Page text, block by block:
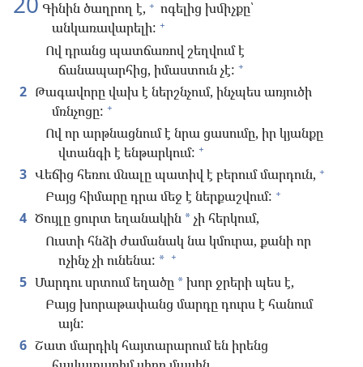
Գինին ծաղրող է, + ոգելից խմիչքը՝
անկառավարելի: +
Ով դրանց պատճառով շեղվում է
ճանապարհից, իմաստուն չէ: +
2 Թագավորը վախ է ներշնչում, ինչպես առյուծի
մռնչոցը: +
Ով որ արթնացնում է նրա ցասումը, իր կյանքը
վտանգի է ենթարկում: +
3 Վեճից հեռու մնալը պատիվ է բերում մարդուն, +
Բայց հիմարը դրա մեջ է ներքաշվում: +
4 Ծույլը ցուրտ եղանակին *չի հերկում,
Ուստի հնձի ժամանակ նա կմուրա, քանի որ
ոչինչ չի ունենա: * +
5 Մարդու սրտում եղածը *խոր ջրերի պես է,
Բայց խորաթափանց մարդը դուրս է հանում
այն:
6 Շատ մարդիկ հայտարարում են իրենց